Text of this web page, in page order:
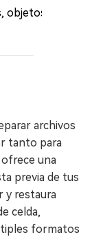
objetos, etc.
archivos
tanto para
una
previa de tus
y restaura
celda,
formatos